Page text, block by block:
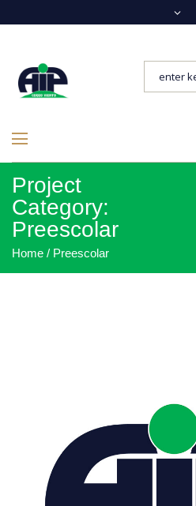
Project
Category:
Preescolar
Home / Preescolar